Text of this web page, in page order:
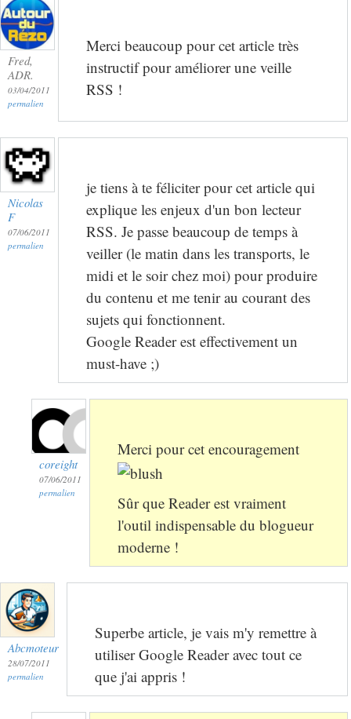
Fred,
ADR.
03/04/2011
permalien
Merci beaucoup pour cet article très
instructif pour améliorer une veille
RSS !
Nicolas
F
07/06/2011
permalien
je tiens à te féliciter pour cet article qui
explique les enjeux d'un bon lecteur
RSS. Je passe beaucoup de temps à
veiller (le matin dans les transports, le
midi et le soir chez moi) pour produire
du contenu et me tenir au courant des
sujets qui fonctionnent.
Google Reader est effectivement un
must-have ;)
coreight
07/06/2011
permalien
Merci pour cet encouragement
Sûr que Reader est vraiment
l'outil indispensable du blogueur
moderne !
Abcmoteur
28/07/2011
permalien
Superbe article, je vais m'y remettre à
utiliser Google Reader avec tout ce
que j'ai appris !